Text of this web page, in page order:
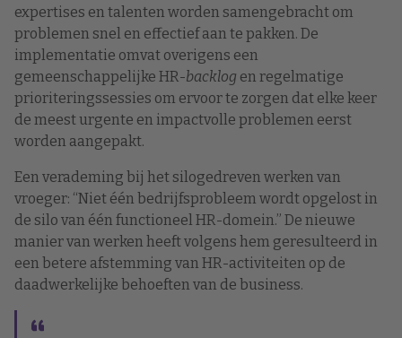
expertises en talenten worden samengebracht om
problemen snel en effectief aan te pakken. De
implementatie omvat overigens een
gemeenschappelijke HR-backlog en regelmatige
prioriteringssessies om ervoor te zorgen dat elke keer
de meest urgente en impactvolle problemen eerst
worden aangepakt.
Een verademing bij het silogedreven werken van
vroeger: “Niet één bedrijfsprobleem wordt opgelost in
de silo van één functioneel HR-domein.” De nieuwe
manier van werken heeft volgens hem geresulteerd in
een betere afstemming van HR-activiteiten op de
daadwerkelijke behoeften van de business.